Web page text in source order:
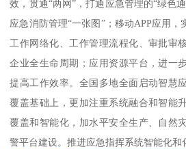
效，贯通“两网”，打通应急管理的“绿色
应急消防管理“一张图”；移动APP应用
工作网络化、工作管理流程化、审批审
企业全生命周期；应用资源平台，进一
提高工作效率。全国多地全面启动智慧
覆盖基础上，更加注重系统融合和智能
覆盖和智能化，加水平安全生产、自然
警平台建设。推进应急指挥系统智能化和